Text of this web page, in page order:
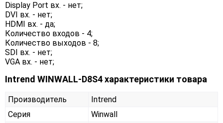
Display Port вх. - нет;
DVI вх. - нет;
HDMI вх. - да;
Количество входов - 4;
Количество выходов - 8;
SDI вх. - нет;
VGA вх. - нет;
Intrend WINWALL-D8S4 характеристики товара
Производитель
Intrend
Серия
Winwall